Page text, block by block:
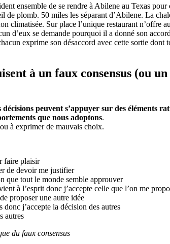
ensemble de se rendre à Abilene au Texas pour
de plomb. 50 miles les séparant d’Abilene. La
climatisée. Sur place l’unique restaurant n’offre
d’eux se demande pourquoi il a donné son
exprime son désaccord avec cette sortie dont
à un faux consensus (ou
décisions peuvent s’appuyer sur des éléments
que nous adoptons.
à exprimer de mauvais choix.
faire plaisir
de devoir me justifier
que tout le monde semble approuver
à l’esprit donc j’accepte celle que l’on me
proposer une autre idée
j’accepte la décision des autres
autres
du faux consensus